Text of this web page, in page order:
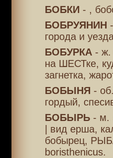
БОБКИ - ,
БОБРУЯНИН
города и
БОБУРКА- ж.
на ШЕСТке,
загнетка,
БОБЫНЯ -
гордый,
БОБЫРЬ- м.
| вид ерша,
бобырец,
boristhenicus.